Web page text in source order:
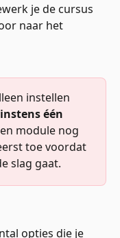
je de cursus
naar het
instellen
één
module nog
toe voordat
slag gaat.
opties die je